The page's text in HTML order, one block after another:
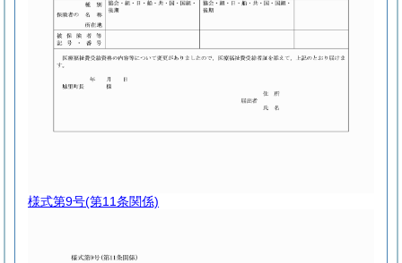
様式第9号(第11条関係)